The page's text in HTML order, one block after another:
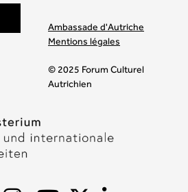
Ambassade d'Autriche
Mentions légales
© 2025 Forum Culturel
Autrichien